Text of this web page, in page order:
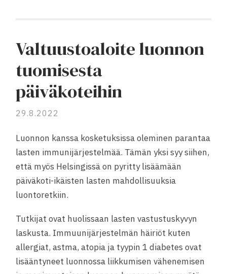
Valtuustoaloite luonnon
tuomisesta
päiväkoteihin
29.8.2022
Luonnon kanssa kosketuksissa oleminen parantaa
lasten immunijärjestelmää. Tämän yksi syy siihen,
että myös Helsingissä on pyritty lisäämään
päiväkoti-ikäisten lasten mahdollisuuksia
luontoretkiin.
Tutkijat ovat huolissaan lasten vastustuskyvyn
laskusta. Immuunijärjestelmän häiriöt kuten
allergiat, astma, atopia ja tyypin 1 diabetes ovat
lisääntyneet luonnossa liikkumisen vähenemisen